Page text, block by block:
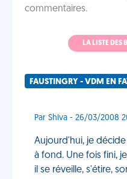
commentaires.
LA LISTE DES
FAUSTINGRY - VDM EN
Par Shiva - 26/03/2008
Aujourd'hui, je
à fond. Une fois fini,
il se réveille, s'étire,